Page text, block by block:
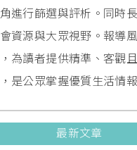
進行篩選與評析。同時
資源與大眾視野。報導
為讀者提供精準、客觀
是公眾掌握優質生活情
最新文章